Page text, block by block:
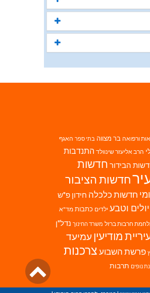
ורפואה בר מצווה בתי ספר האגף
הרב אליעזר שינוולד התנדבות
הבידור חדשות
חדשות הציבור
חדשות כלכלה חידון פ"ש
וטבע ילדים כתבות מד"א
חרבות ברזל משרד החינוך נדל"ן
מודיעין עמיעד
פרשת השבועצרכנות
נופים תרבות